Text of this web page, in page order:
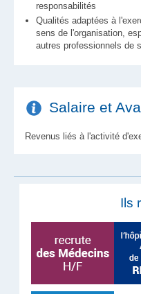
responsabilités
Qualités adaptées à
sens de l'organisation,
autres professionnels de
Salaire et
Revenus liés à l'activité
Ils